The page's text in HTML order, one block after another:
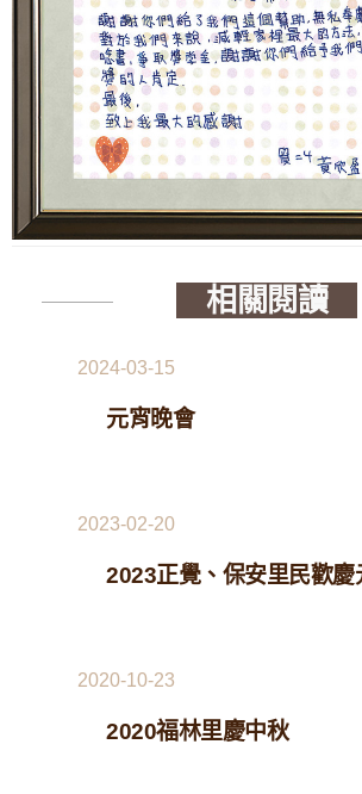
相關閱讀
2024-03-15
元宵晚會
2023-02-20
2023正覺、保安里民歡慶
2020-10-23
2020福林里慶中秋